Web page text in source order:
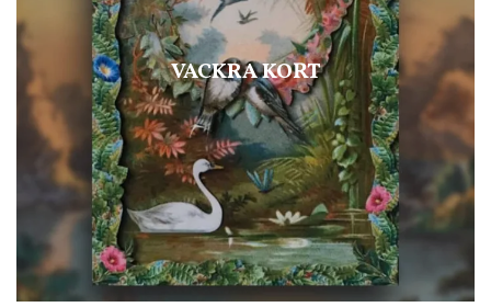
VACKRA KORT